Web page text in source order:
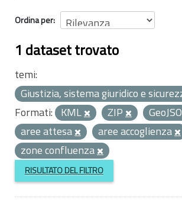
Ordina per
1 dataset trovato
temi:
Giustizia, sistema giuridico e
Formati: KML ZIP
aree attesa
aree accoglienza
zone confluenza
RISULTATO DEL FILTRO